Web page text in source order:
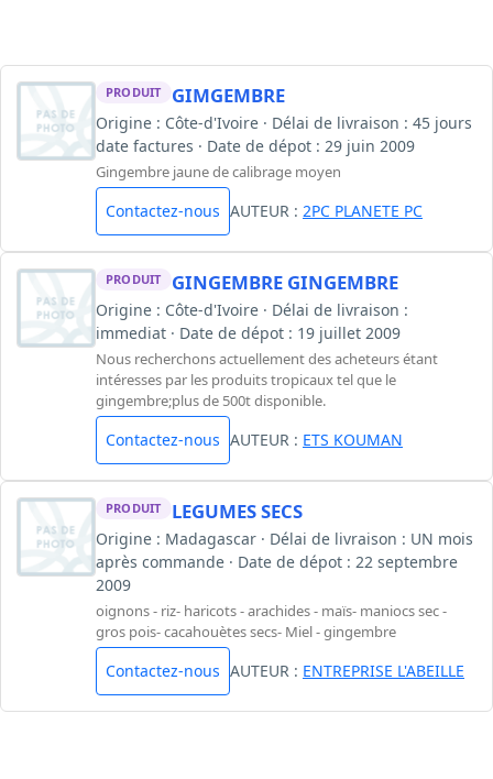
PRODUIT GIMGEMBRE
Origine : Côte-d'Ivoire · Délai de livraison : 45 jours
date factures · Date de dépot : 29 juin 2009
Gingembre jaune de calibrage moyen
Contactez-nous AUTEUR : 2PC PLANETE PC
PRODUIT GINGEMBRE GINGEMBRE
Origine : Côte-d'Ivoire · Délai de livraison :
immediat · Date de dépot : 19 juillet 2009
Nous recherchons actuellement des acheteurs étant
intéresses par les produits tropicaux tel que le
gingembre;plus de 500t disponible.
Contactez-nous AUTEUR : ETS KOUMAN
PRODUIT LEGUMES SECS
Origine : Madagascar · Délai de livraison : UN mois
après commande · Date de dépot : 22 septembre
2009
oignons - riz- haricots - arachides - maïs- maniocs sec -
gros pois- cacahouètes secs- Miel - gingembre
Contactez-nous AUTEUR : ENTREPRISE L'ABEILLE